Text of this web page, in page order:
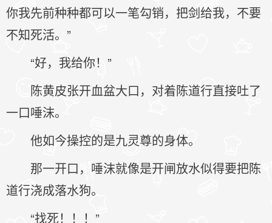
你我先前种种都可以一笔勾销，把剑给我，不要
不知死活。”
“好，我给你！”
陈黄皮张开血盆大口，对着陈道行直接吐了
一口唾沫。
他如今操控的是九灵尊的身体。
那一开口，唾沫就像是开闸放水似得要把陈
道行浇成落水狗。
“找死！！！”